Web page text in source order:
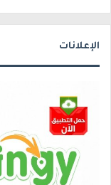
الإعلانات